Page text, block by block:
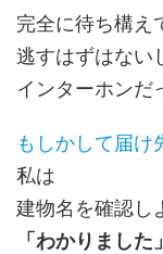
完全に待ち構え
逃すはずはない
インターホンだ
もしかして届け
私は
建物名を確認し
「わかりました」